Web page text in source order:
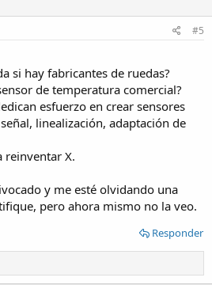
#5
si hay fabricantes de ruedas?
de temperatura comercial?
esfuerzo en crear sensores
linealización, adaptación de
reinventar X.
y me esté olvidando una
pero ahora mismo no la veo.
Responder